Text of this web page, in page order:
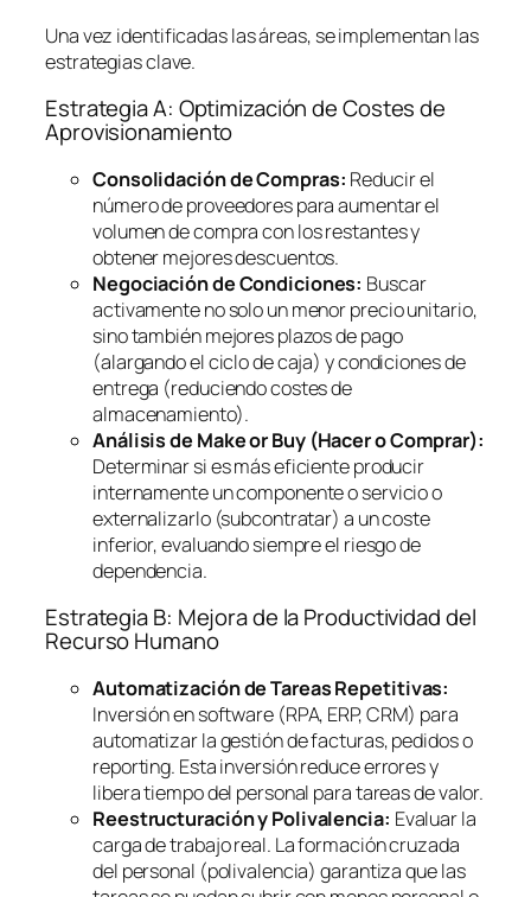
Una vez identificadas las áreas, se implementan las
estrategias clave.
Estrategia A: Optimización de Costes de
Aprovisionamiento
Consolidación de Compras: Reducir el
número de proveedores para aumentar el
volumen de compra con los restantes y
obtener mejores descuentos.
Negociación de Condiciones: Buscar
activamente no solo un menor precio unitario,
sino también mejores plazos de pago
(alargando el ciclo de caja) y condiciones de
entrega (reduciendo costes de
almacenamiento).
Análisis de Make or Buy(Hacer o Comprar):
Determinar si es más eficiente producir
internamente un componente o servicio o
externalizarlo (subcontratar) a un coste
inferior, evaluando siempre el riesgo de
dependencia.
Estrategia B: Mejora de la Productividad del
Recurso Humano
Automatización de Tareas Repetitivas:
Inversión ensoftware(RPA, ERP, CRM) para
automatizar la gestión de facturas, pedidos o
reporting. Esta inversión reduce errores y
libera tiempo del personal para tareas de valor.
Reestructuración y Polivalencia: Evaluar la
carga de trabajo real. La formación cruzada
del personal (polivalencia) garantiza que las